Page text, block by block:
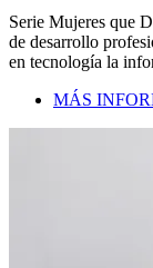
Serie Mujeres que
de desarrollo
en tecnología la
MÁS